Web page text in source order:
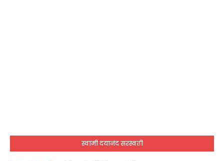
स्वामी दयानंद सरस्वती